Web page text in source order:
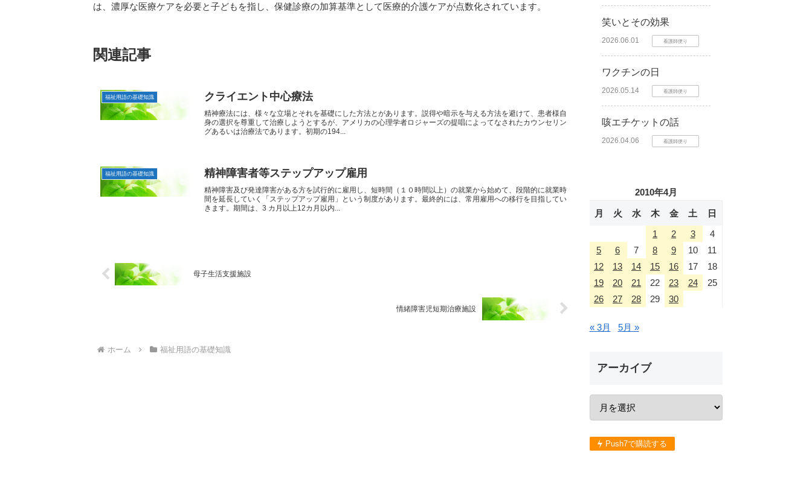
は、濃厚な医療ケアを必要と子どもを指し、保健診療の加算基準として医療的介護ケアが点数化されています。
関連記事
福祉用語の基礎知識 クライエント中心療法
精神療法には、様々な立場とそれを基礎にした方法とがあります。説得や暗示を与える方法を避けて、患者様自
身の選択を尊重して治療しようとするが、アメリカの心理学者ロジャーズの提唱によってなされたカウンセリン
グあるいは治療法であります。初期の194...
福祉用語の基礎知識 精神障害者等ステップアップ雇用
精神障害及び発達障害がある方を試行的に雇用し、短時間（１０時間以上）の就業から始めて、段階的に就業時
間を延長していく「ステップアップ雇用」という制度があります。最終的には、常用雇用への移行を目指してい
きます。期間は、3 カ月以上12カ月以内...
母子生活支援施設
情緒障害児短期治療施設
ホーム 福祉用語の基礎知識
笑いとその効果
2026.06.01 看護師便り
ワクチンの日
2026.05.14 看護師便り
咳エチケットの話
2026.04.06 看護師便り
2010年4月
月 火 水 木 金 土
日
1
2 3
4
5
6 7 8 9 10
11
12
13 14 15 16 17
18
19
20 21 22 23 24
25
26
27 28 29 30
« 3月 5月 »
アーカイブ
Push7で購読する